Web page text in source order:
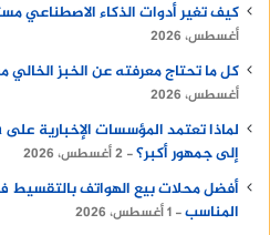
كيف تغير أدوات الذكاء الاصطناعي
أغسطس، 2026
كل ما تحتاج معرفته عن الخبز الخالي
أغسطس، 2026
إلى جمهور أكبر؟ 2 أغسطس، 2026
أفضل محلات بيع الهواتف
المناسب 1 أغسطس، 2026